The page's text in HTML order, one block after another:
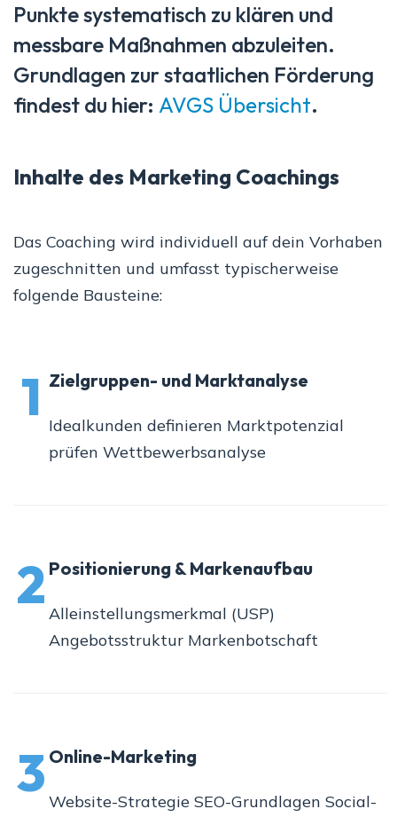
Punkte systematisch zu klären und
messbare Maßnahmen abzuleiten.
Grundlagen zur staatlichen Förderung
findest du hier: AVGS Übersicht.
Inhalte des Marketing Coachings
Das Coaching wird individuell auf dein Vorhaben
zugeschnitten und umfasst typischerweise
folgende Bausteine:
1 Zielgruppen- und Marktanalyse
Idealkunden definieren Marktpotenzial
prüfen Wettbewerbsanalyse
2 Positionierung & Markenaufbau
Alleinstellungsmerkmal (USP)
Angebotsstruktur Markenbotschaft
3 Online-Marketing
Website-Strategie SEO-Grundlagen Social-